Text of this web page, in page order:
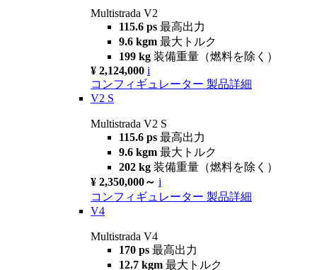
Multistrada V2
115.6 ps 最高出力
9.6 kgm 最大トルク
199 kg 装備重量（燃料を除く）
¥ 2,124,000 i
コンフィギュレーター 製品詳細
V2 S
Multistrada V2 S
115.6 ps 最高出力
9.6 kgm 最大トルク
202 kg 装備重量（燃料を除く）
¥ 2,350,000～ i
コンフィギュレーター 製品詳細
V4
Multistrada V4
170 ps 最高出力
12.7 kgm 最大トルク